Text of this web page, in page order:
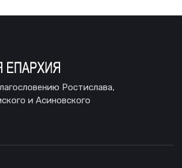
Ростислава,
и Асиновского